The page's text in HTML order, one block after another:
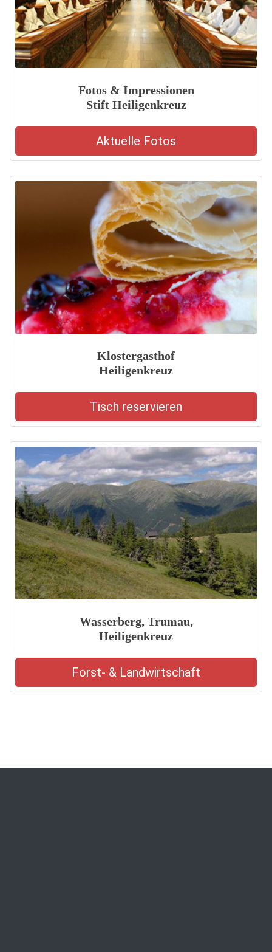
Fotos & Impressionen
Stift Heiligenkreuz
Aktuelle Fotos
Klostergasthof
Heiligenkreuz
Tisch reservieren
Wasserberg, Trumau,
Heiligenkreuz
Forst- & Landwirtschaft